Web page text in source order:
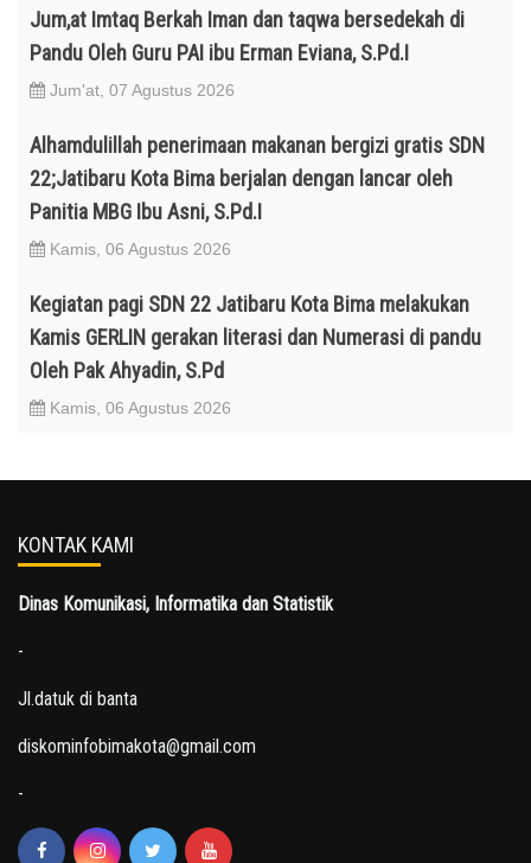
Jum,at Imtaq Berkah Iman dan taqwa bersedekah di
Pandu Oleh Guru PAI ibu Erman Eviana, S.Pd.I
Jum'at, 07 Agustus 2026
Alhamdulillah penerimaan makanan bergizi gratis SDN
22;Jatibaru Kota Bima berjalan dengan lancar oleh
Panitia MBG Ibu Asni, S.Pd.I
Kamis, 06 Agustus 2026
Kegiatan pagi SDN 22 Jatibaru Kota Bima melakukan
Kamis GERLIN gerakan literasi dan Numerasi di pandu
Oleh Pak Ahyadin, S.Pd
Kamis, 06 Agustus 2026
KONTAK KAMI
Dinas Komunikasi, Informatika dan Statistik
-
Jl.datuk di banta
diskominfobimakota@gmail.com
-